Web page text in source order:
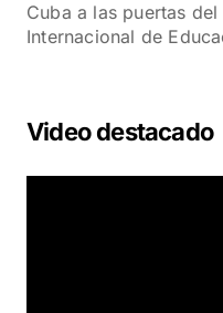
Cuba a las puertas
Internacional de
Video destacado